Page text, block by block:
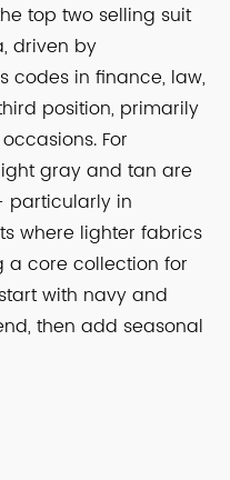
top two selling suit
driven by
codes in finance, law,
position, primarily
For
gray and tan are
particularly in
where lighter fabrics
a core collection for
with navy and
then add seasonal